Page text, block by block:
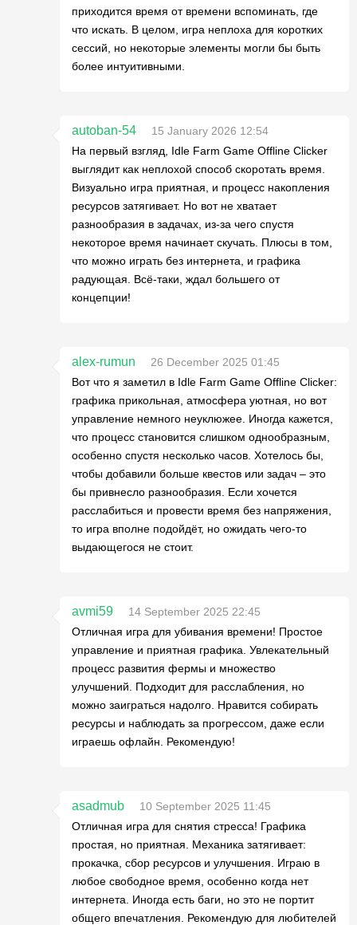
приходится время от времени вспоминать, где
что искать. В целом, игра неплоха для коротких
сессий, но некоторые элементы могли бы быть
более интуитивными.
autoban-54
15 January 2026 12:54
На первый взгляд, Idle Farm Game Offline Clicker
выглядит как неплохой способ скоротать время.
Визуально игра приятная, и процесс накопления
ресурсов затягивает. Но вот не хватает
разнообразия в задачах, из-за чего спустя
некоторое время начинает скучать. Плюсы в том,
что можно играть без интернета, и графика
радующая. Всё-таки, ждал большего от
концепции!
alex-rumun
26 December 2025 01:45
Вот что я заметил в Idle Farm Game Offline Clicker:
графика прикольная, атмосфера уютная, но вот
управление немного неуклюжее. Иногда кажется,
что процесс становится слишком однообразным,
особенно спустя несколько часов. Хотелось бы,
чтобы добавили больше квестов или задач – это
бы привнесло разнообразия. Если хочется
расслабиться и провести время без напряжения,
то игра вполне подойдёт, но ожидать чего-то
выдающегося не стоит.
avmi59
14 September 2025 22:45
Отличная игра для убивания времени! Простое
управление и приятная графика. Увлекательный
процесс развития фермы и множество
улучшений. Подходит для расслабления, но
можно заиграться надолго. Нравится собирать
ресурсы и наблюдать за прогрессом, даже если
играешь офлайн. Рекомендую!
asadmub
10 September 2025 11:45
Отличная игра для снятия стресса! Графика
простая, но приятная. Механика затягивает:
прокачка, сбор ресурсов и улучшения. Играю в
любое свободное время, особенно когда нет
интернета. Иногда есть баги, но это не портит
общего впечатления. Рекомендую для любителей